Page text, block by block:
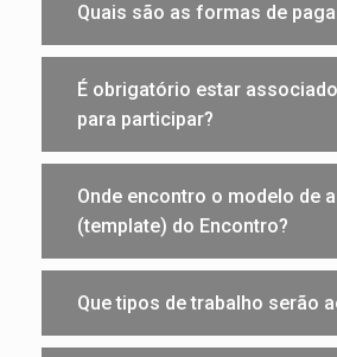
Quais são as formas de
É obrigatório estar
para participar?
Onde encontro o modelo de
(template) do Encontro?
Que tipos de trabalho serão